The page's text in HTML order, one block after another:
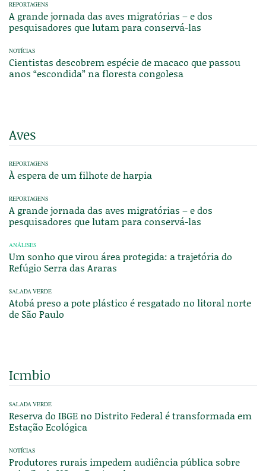
REPORTAGENS
A grande jornada das aves migratórias – e dos
pesquisadores que lutam para conservá-las
NOTÍCIAS
Cientistas descobrem espécie de macaco que passou
anos “escondida” na floresta congolesa
Aves
REPORTAGENS
À espera de um filhote de harpia
REPORTAGENS
A grande jornada das aves migratórias – e dos
pesquisadores que lutam para conservá-las
ANÁLISES
Um sonho que virou área protegida: a trajetória do
Refúgio Serra das Araras
SALADA VERDE
Atobá preso a pote plástico é resgatado no litoral norte
de São Paulo
Icmbio
SALADA VERDE
Reserva do IBGE no Distrito Federal é transformada em
Estação Ecológica
NOTÍCIAS
Produtores rurais impedem audiência pública sobre